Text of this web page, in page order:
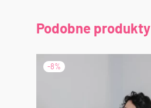
Podobne produkty
-8%